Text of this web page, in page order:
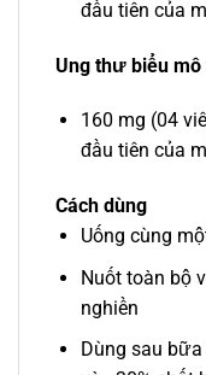
đầu tiên của
Ung thư biểu mô
160 mg (04
đầu tiên của
Cách dùng
Uống cùng
Nuốt toàn bộ
nghiền
Dùng sau